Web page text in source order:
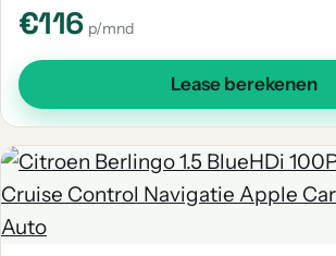
€116 p/mnd
Lease berekenen